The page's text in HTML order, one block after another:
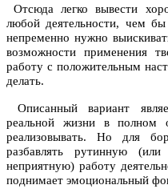
Отсюда легко вывести
любой деятельности, чем
непременно нужно
возможности применения
работу с положительным
делать.
Описанный вариант
реальной жизни в полном
реализовывать. Но для
разбавлять рутинную
неприятную) работу
поднимает эмоциональный